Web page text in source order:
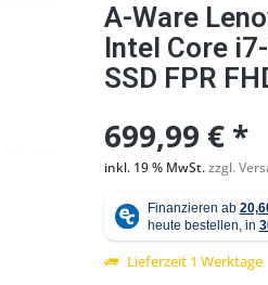
Abbildung ähnlich
A-Ware
Intel Core
SSD FPR
699,99 € *
inkl. 19 % MwSt.zzgl.
Lieferzeit 1 Werktage